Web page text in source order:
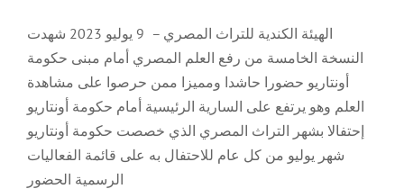
الهيئة الكندية للتراث المصري – 9 يوليو 2023 شهدت
النسخة الخامسة من رفع العلم المصري أمام مبنى حكومة
أونتاريو حضورا حاشدا ومميزا ممن حرصوا على مشاهدة
العلم وهو يرتفع على السارية الرئيسية أمام حكومة أونتاريو
إحتفالا بشهر التراث المصري الذي خصصت حكومة أونتاريو
شهر يوليو من كل عام للاحتفال به على قائمة الفعاليات
الرسمية الحضور